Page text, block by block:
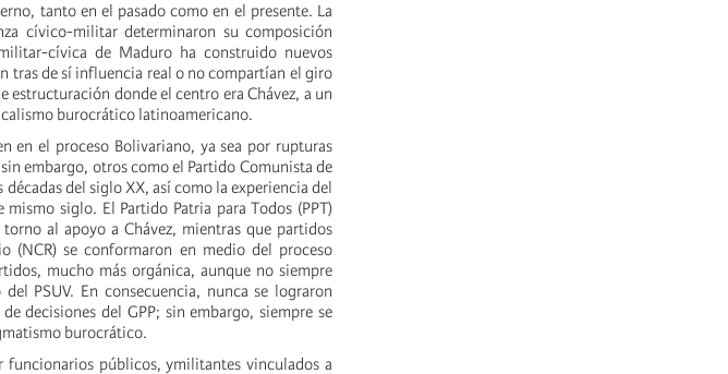
tanto en el pasado como en el presente. La
cívico-militar determinaron su composición
cívica de Maduro ha construido nuevos
tras de sí influencia real o no compartían el giro
estructuración donde el centro era Chávez, a un
burocrático latinoamericano.
en el proceso Bolivariano, ya sea por rupturas
embargo, otros como el Partido Comunista de
del siglo XX, así como la experiencia del
siglo. El Partido Patria para Todos (PPT)
al apoyo a Chávez, mientras que partidos
(NCR) se conformaron en medio del proceso
mucho más orgánica, aunque no siempre
PSUV. En consecuencia, nunca se lograron
decisiones del GPP; sin embargo, siempre se
burocrático.
públicos, ymilitantes vinculados a